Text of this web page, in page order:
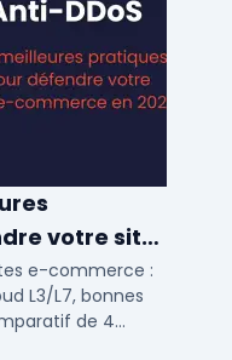
votre site
e-commerce :
L3/L7, bonnes
de 4
2025.